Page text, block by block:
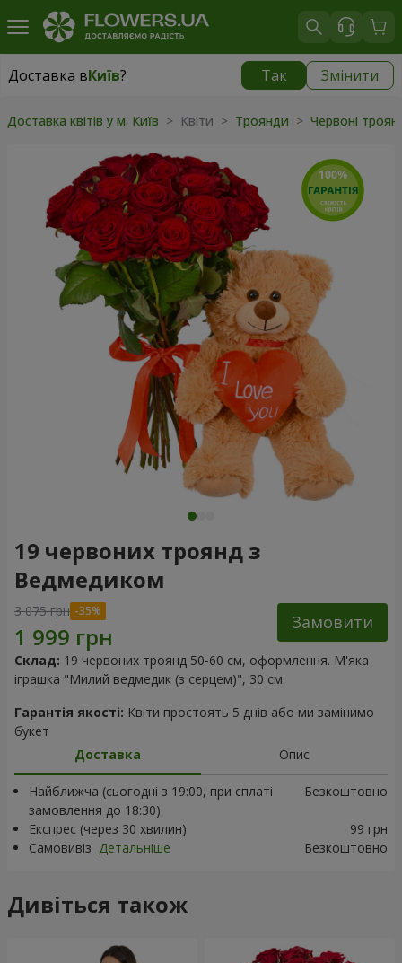
Доставка вКиїв? Так Змінити
Доставка вКиїв
Доставка квітів у м. Київ > Квіти > Троянди > Червоні
19 червоних троянд з
Ведмедиком
3 075 грн
Замовити
Склад: 19 червоних троянд 50-60 см, оформлення. М'яка
іграшка "Милий ведмедик (з серцем)", 30 см
Гарантія якості: Квіти простоять 5 днів або ми замінимо
букет
Доставка
Опис
Найближча (сьогодні з 19:00, при сплаті
замовлення до 18:30)
Безкоштовно
Експрес (через 30 хвилин)
99 грн
Самовивіз Детальніше Безкоштовно
Дивіться також